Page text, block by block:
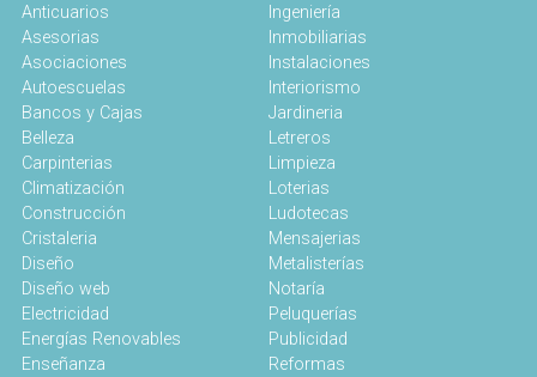
Anticuarios
Asesorias
Asociaciones
Autoescuelas
Bancos y Cajas
Belleza
Carpinterias
Climatización
Construcción
Cristaleria
Diseño
Diseño web
Electricidad
Energías Renovables
Enseñanza
Ingeniería
Inmobiliarias
Instalaciones
Interiorismo
Jardineria
Letreros
Limpieza
Loterias
Ludotecas
Mensajerias
Metalisterías
Notaría
Peluquerías
Publicidad
Reformas